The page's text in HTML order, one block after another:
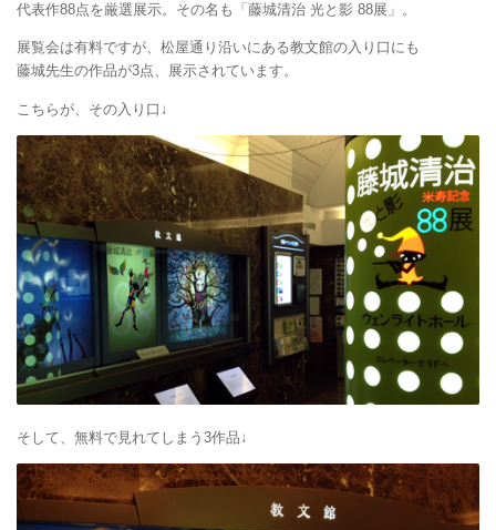
代表作88点を厳選展示。その名も「藤城清治 光と影 88展」。
展覧会は有料ですが、松屋通り沿いにある教文館の入り口にも
藤城先生の作品が3点、展示されています。
こちらが、その入り口↓
そして、無料で見れてしまう3作品↓